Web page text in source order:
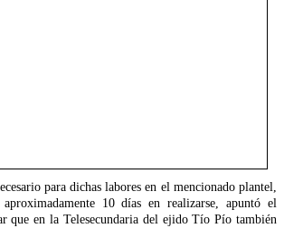
para dichas labores en el mencionado plantel,
10 días en realizarse, apuntó el
que en la Telesecundaria del ejido Tío Pío también